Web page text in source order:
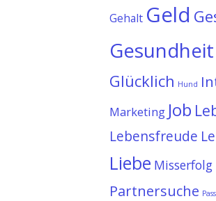
Gehalt Geld
Gesundheit
Glücklich Hund
Marketing Job
Lebensfreude
Liebe Misserfolg
Partnersuche